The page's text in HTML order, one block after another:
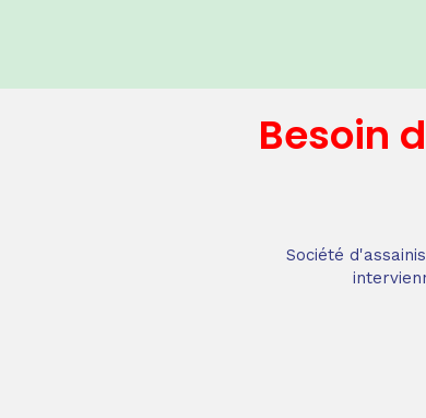
Besoin
Société